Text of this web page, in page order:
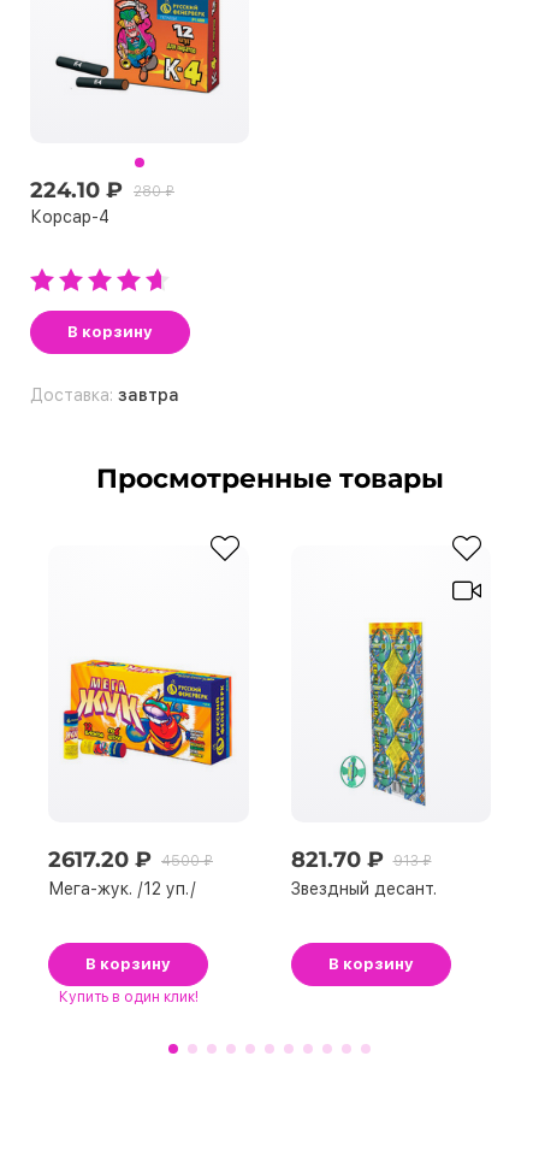
224.10 ₽ 280 ₽
Корсар-4
В корзину
Доставка: завтра
Просмотренные товары
2617.20 ₽ 4500 ₽
Мега-жук. /12 уп./
В корзину
Купить в один клик!
821.70 ₽ 913 ₽
Звездный десант.
В корзину